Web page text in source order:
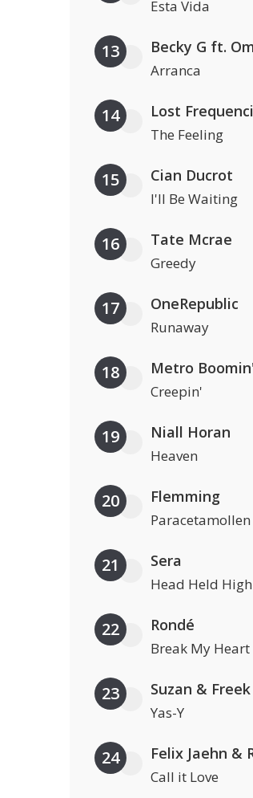
Esta Vida
13 Becky G ft.
Arranca
14 Lost
The Feeling
15 Cian Ducrot
I'll Be Waiting
16 Tate Mcrae
Greedy
17 OneRepublic
Runaway
18
Creepin'
19 Niall Horan
Heaven
20 Flemming
Paracetamollen
21 Sera
Head Held High
22 Rondé
Break My Heart
23 Suzan &
Yas-Y
24 Felix Jaehn &
Call it Love